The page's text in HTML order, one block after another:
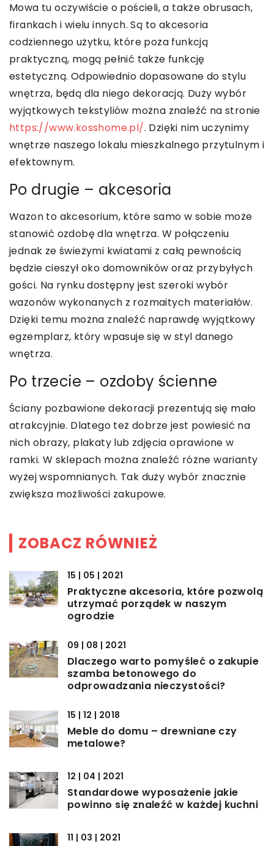
Mowa tu oczywiście o pościeli, a także obrusach,
firankach i wielu innych. Są to akcesoria
codziennego użytku, które poza funkcją
praktyczną, mogą pełnić także funkcję
estetyczną. Odpowiednio dopasowane do stylu
wnętrza, będą dla niego dekoracją. Duży wybór
wyjątkowych tekstyliów można znaleźć na stronie
https://www.kosshome.pl/. Dzięki nim uczynimy
wnętrze naszego lokalu mieszkalnego przytulnym i
efektownym.
Po drugie – akcesoria
Wazon to akcesorium, które samo w sobie może
stanowić ozdobę dla wnętrza. W połączeniu
jednak ze świeżymi kwiatami z całą pewnością
będzie cieszył oko domowników oraz przybyłych
gości. Na rynku dostępny jest szeroki wybór
wazonów wykonanych z rozmaitych materiałów.
Dzięki temu można znaleźć naprawdę wyjątkowy
egzemplarz, który wpasuje się w styl danego
wnętrza.
Po trzecie – ozdoby ścienne
Ściany pozbawione dekoracji prezentują się mało
atrakcyjnie. Dlatego też dobrze jest powiesić na
nich obrazy, plakaty lub zdjęcia oprawione w
ramki. W sklepach można znaleźć różne warianty
wyżej wspomnianych. Tak duży wybór znacznie
zwiększa możliwości zakupowe.
ZOBACZ RÓWNIEŻ
15 | 05 | 2021
Praktyczne akcesoria, które pozwolą
utrzymać porządek w naszym
ogrodzie
09 | 08 | 2021
Dlaczego warto pomyśleć o zakupie
szamba betonowego do
odprowadzania nieczystości?
15 | 12 | 2018
Meble do domu – drewniane czy
metalowe?
12 | 04 | 2021
Standardowe wyposażenie jakie
powinno się znaleźć w każdej kuchni
11 | 03 | 2021